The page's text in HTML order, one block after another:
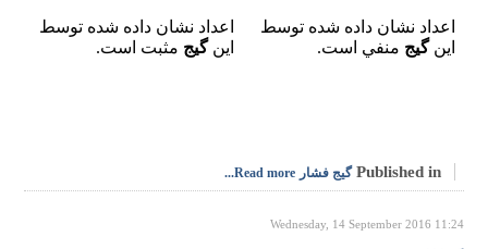
اعداد نشان داده شده توسط
اينگيج منفي است.
اعداد نشان داده شده توسط
اينگيج مثبت است.
Published in گیج فشار Read more...
Wednesday, 14 September 2016 11:24